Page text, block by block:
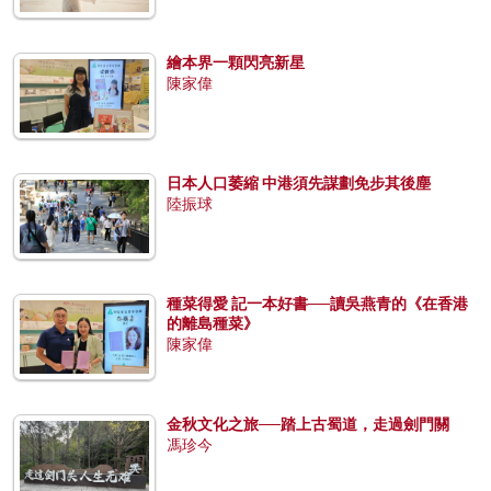
繪本界一顆閃亮新星
陳家偉
日本人口萎縮 中港須先謀劃免步其後塵
陸振球
種菜得愛 記一本好書──讀吳燕青的《在香港
的離島種菜》
陳家偉
金秋文化之旅──踏上古蜀道，走過劍門關
馮珍今